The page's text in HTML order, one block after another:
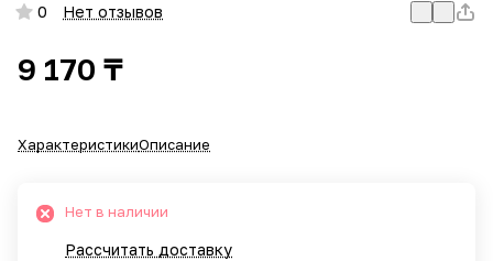
0 Нет отзывов
9 170 ₸
ХарактеристикиОписание
Нет в наличии
Рассчитать доставку